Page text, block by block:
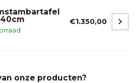
€1.350,00
onze producten?